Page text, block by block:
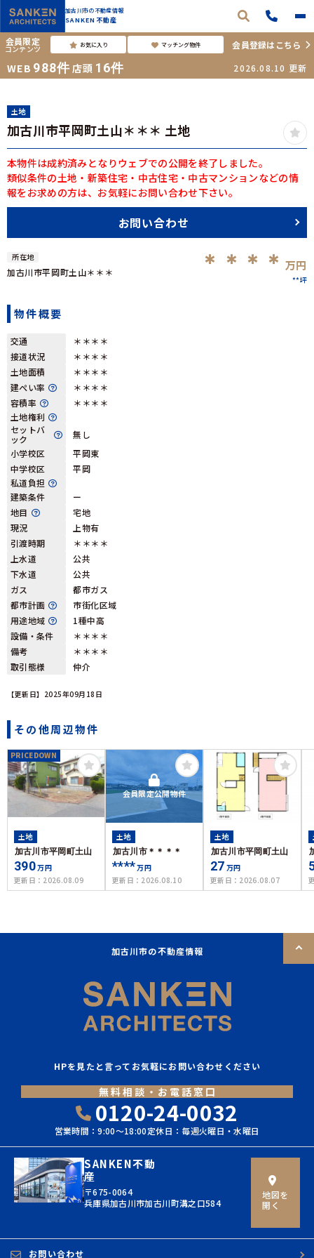
加古川市の不動産情報
SANKEN不動産
会員限定
コンテンツ お気に入り マッチング物件 会員登録はこちら
WEB 988件 店頭 16件 2026.08.10 更新
土地
加古川市平岡町土山＊＊＊ 土地
本物件は成約済みとなりウェブでの公開を終了しました。
類似条件の土地・新築住宅・中古住宅・中古マンションなどの情
報をお求めの方は、お気軽にお問い合わせ下さい。
お問い合わせ
所在地
加古川市平岡町土山＊＊＊ ＊＊＊＊ 万円
**坪
物件概要
交通
＊＊＊＊
接道状況
＊＊＊＊
土地面積
＊＊＊＊
建ぺい率
＊＊＊＊
容積率
＊＊＊＊
土地権利
セットバ
ック
無し
小学校区
平岡東
中学校区
平岡
私道負担
建築条件
ー
地目
宅地
現況
上物有
引渡時期
＊＊＊＊
上水道
公共
下水道
公共
ガス
都市ガス
都市計画
市街化区域
用途地域
1種中高
設備・条件
＊＊＊＊
備考
＊＊＊＊
取引態様
仲介
【更新日】2025年09月18日
その他周辺物件
PRICEDOWN
土地
加古川市平岡町土山
390万円
更新日： 2026.08.09
会員限定公開物件
土地
加古川市＊＊＊＊
****万円
更新日： 2026.08.10
土地
加古川市平岡町土山
27 万円
更新日： 2026.08.07
加古川市の不動産情報
HPを見たと言ってお気軽にお問い合わせください
無料相談・お電話窓口
0120-24-0032
営業時間：9:00〜18:00定休日：毎週火曜日・水曜日
SANKEN不動
産
〒675-0064
兵庫県加古川市加古川町溝之口584
地図を
開く
お問い合わせ